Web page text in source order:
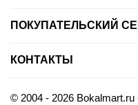
ПОКУПАТЕЛЬСКИЙ
КОНТАКТЫ
© 2004 - 2026 Bokalmart.ru